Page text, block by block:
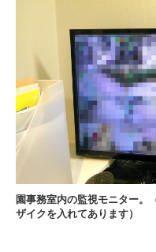
園事務室内の監視モニター。
ザイクを入れてあります）